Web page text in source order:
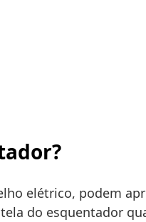
elétrico, podem
do esquentador